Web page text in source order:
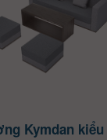
Kymdan